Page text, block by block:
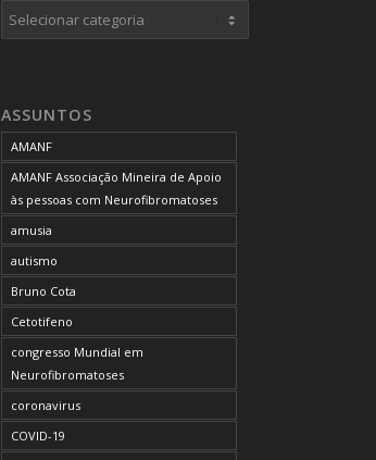
Categorias
ASSUNTOS
AMANF
AMANF Associação Mineira de Apoio
às pessoas com Neurofibromatoses
amusia
autismo
Bruno Cota
Cetotifeno
congresso Mundial em
Neurofibromatoses
coronavirus
COVID-19